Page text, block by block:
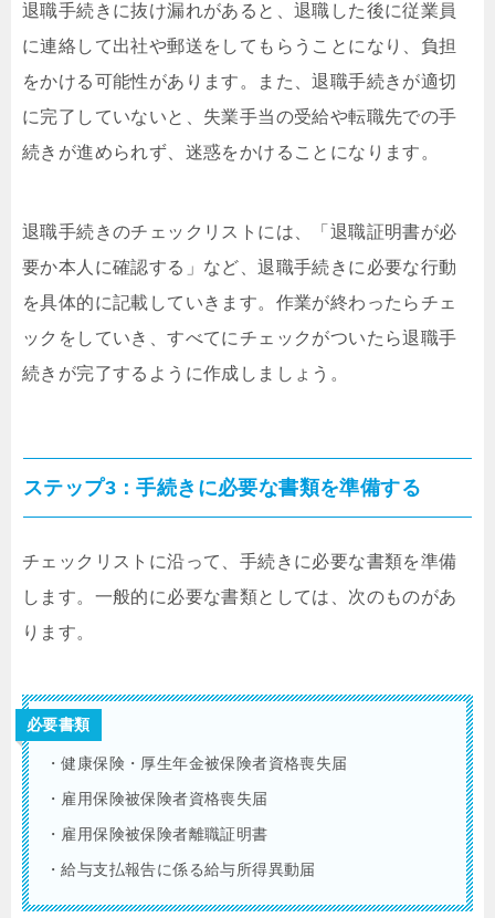
退職手続きに抜け漏れがあると、退職した後に従業員
に連絡して出社や郵送をしてもらうことになり、負担
をかける可能性があります。また、退職手続きが適切
に完了していないと、失業手当の受給や転職先での手
続きが進められず、迷惑をかけることになります。
退職手続きのチェックリストには、「退職証明書が必
要か本人に確認する」など、退職手続きに必要な行動
を具体的に記載していきます。作業が終わったらチェ
ックをしていき、すべてにチェックがついたら退職手
続きが完了するように作成しましょう。
ステップ3：手続きに必要な書類を準備する
チェックリストに沿って、手続きに必要な書類を準備
します。一般的に必要な書類としては、次のものがあ
ります。
必要書類
・健康保険・厚生年金被保険者資格喪失届
・雇用保険被保険者資格喪失届
・雇用保険被保険者離職証明書
・給与支払報告に係る給与所得異動届